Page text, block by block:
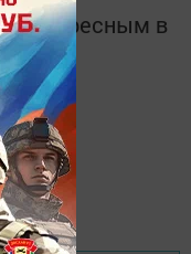
интересным в
в
MАХ: